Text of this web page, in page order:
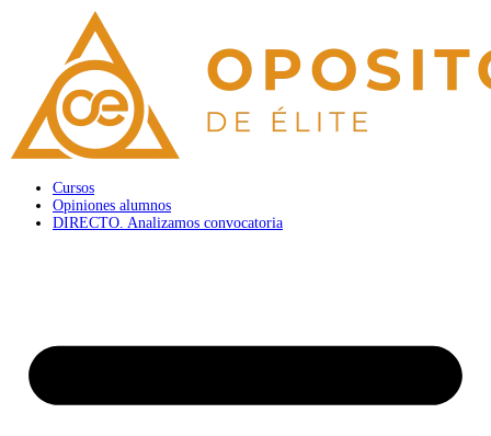
Cursos
Opiniones alumnos
DIRECTO. Analizamos convocatoria